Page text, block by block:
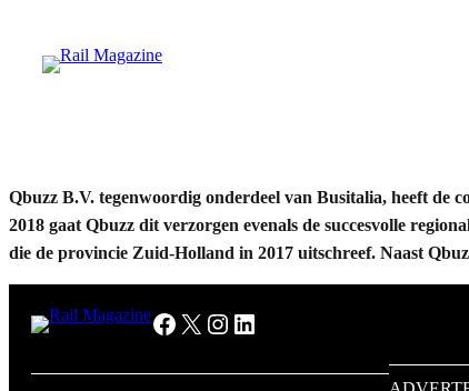
Qbuzz B.V. tegenwoordig onderdeel van Busitalia, heeft de
2018 gaat Qbuzz dit verzorgen evenals de succesvolle
die de provincie Zuid-Holland in 2017 uitschreef. Naast
Facebook X Instagram LinkedIn